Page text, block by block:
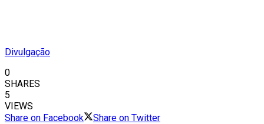
Divulgação
0
SHARES
5
VIEWS
Share on Facebook
Share on Twitter